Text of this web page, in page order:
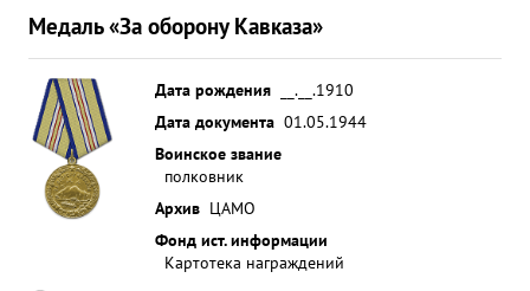
Медаль «За оборону Кавказа»
Дата рождения
__.__.1910
Дата документа 01.05.1944
Воинское звание
полковник
Архив ЦАМО
Фонд ист. информации
Картотека награждений